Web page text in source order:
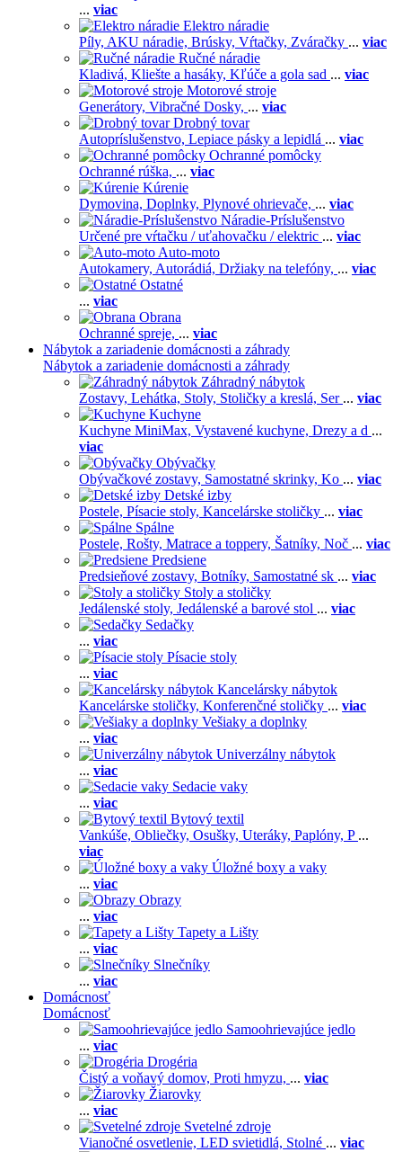
... viac
Elektro náradie
Píly, AKU náradie, Brúsky, Vŕtačky, Zváračky ... viac
Ručné náradie
Kladivá, Kliešte a hasáky, Kľúče a gola sad ... viac
Motorové stroje
Generátory, Vibračné Dosky, ... viac
Drobný tovar
Autopríslušenstvo, Lepiace pásky a lepidlá ... viac
Ochranné pomôcky
Ochranné rúška, ... viac
Kúrenie
Dymovina, Doplnky, Plynové ohrievače, ... viac
Náradie-Príslušenstvo
Určené pre vŕtačku / uťahovačku / elektric ... viac
Auto-moto
Autokamery, Autorádiá, Držiaky na telefóny, ... viac
Ostatné
... viac
Obrana
Ochranné spreje, ... viac
Nábytok a zariadenie domácnosti a záhrady
Nábytok a zariadenie domácnosti a záhrady
Záhradný nábytok
Zostavy, Lehátka, Stoly, Stoličky a kreslá, Ser ... viac
Kuchyne
Kuchyne MiniMax, Vystavené kuchyne, Drezy a d ...
viac
Obývačky
Obývačkové zostavy, Samostatné skrinky, Ko ... viac
Detské izby
Postele, Písacie stoly, Kancelárske stoličky ... viac
Spálne
Postele, Rošty, Matrace a toppery, Šatníky, Noč ... viac
Predsiene
Predsieňové zostavy, Botníky, Samostatné sk ... viac
Stoly a stoličky
Jedálenské stoly, Jedálenské a barové stol ... viac
Sedačky
... viac
Písacie stoly
... viac
Kancelársky nábytok
Kancelárske stoličky, Konferenčné stoličky ... viac
Vešiaky a doplnky
... viac
Univerzálny nábytok
... viac
Sedacie vaky
... viac
Bytový textil
Vankúše, Obliečky, Osušky, Uteráky, Paplóny, P ...
viac
Úložné boxy a vaky
... viac
Obrazy
... viac
Tapety a Lišty
... viac
Slnečníky
... viac
Domácnosť
Domácnosť
Samoohrievajúce jedlo
... viac
Drogéria
Čistý a voňavý domov, Proti hmyzu, ... viac
Žiarovky
... viac
Svetelné zdroje
Vianočné osvetlenie, LED svietidlá, Stolné ... viac